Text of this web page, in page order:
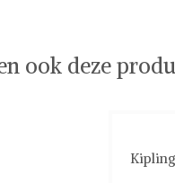
ook deze